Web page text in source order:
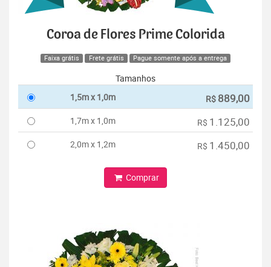
Coroa de Flores Prime Colorida
Faixa grátis Frete grátis Pague somente após a entrega
Tamanhos
1,5m x 1,0m
R$ 889,00
1,7m x 1,0m R$ 1.125,00
2,0m x 1,2m R$ 1.450,00
Comprar